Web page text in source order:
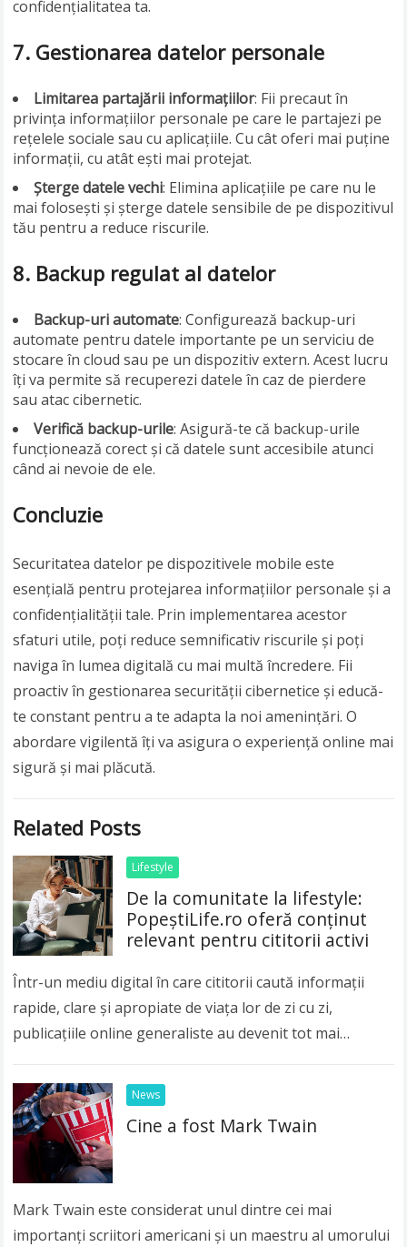
confidențialitatea ta.
7. Gestionarea datelor personale
Limitarea partajării informațiilor: Fii precaut în
privința informațiilor personale pe care le partajezi pe
rețelele sociale sau cu aplicațiile. Cu cât oferi mai puține
informații, cu atât ești mai protejat.
Șterge datele vechi: Elimina aplicațiile pe care nu le
mai folosești și șterge datele sensibile de pe dispozitivul
tău pentru a reduce riscurile.
8. Backup regulat al datelor
Backup-uri automate: Configurează backup-uri
automate pentru datele importante pe un serviciu de
stocare în cloud sau pe un dispozitiv extern. Acest lucru
îți va permite să recuperezi datele în caz de pierdere
sau atac cibernetic.
Verifică backup-urile: Asigură-te că backup-urile
funcționează corect și că datele sunt accesibile atunci
când ai nevoie de ele.
Concluzie
Securitatea datelor pe dispozitivele mobile este
esențială pentru protejarea informațiilor personale și a
confidențialității tale. Prin implementarea acestor
sfaturi utile, poți reduce semnificativ riscurile și poți
naviga în lumea digitală cu mai multă încredere. Fii
proactiv în gestionarea securității cibernetice și educă-
te constant pentru a te adapta la noi amenințări. O
abordare vigilentă îți va asigura o experiență online mai
sigură și mai plăcută.
Related Posts
Lifestyle
De la comunitate la lifestyle:
PopeștiLife.ro oferă conținut
relevant pentru cititorii activi
Într-un mediu digital în care cititorii caută informații
rapide, clare și apropiate de viața lor de zi cu zi,
publicațiile online generaliste au devenit tot mai
News
Cine a fost Mark Twain
Mark Twain este considerat unul dintre cei mai
importanți scriitori americani și un maestru al umorului